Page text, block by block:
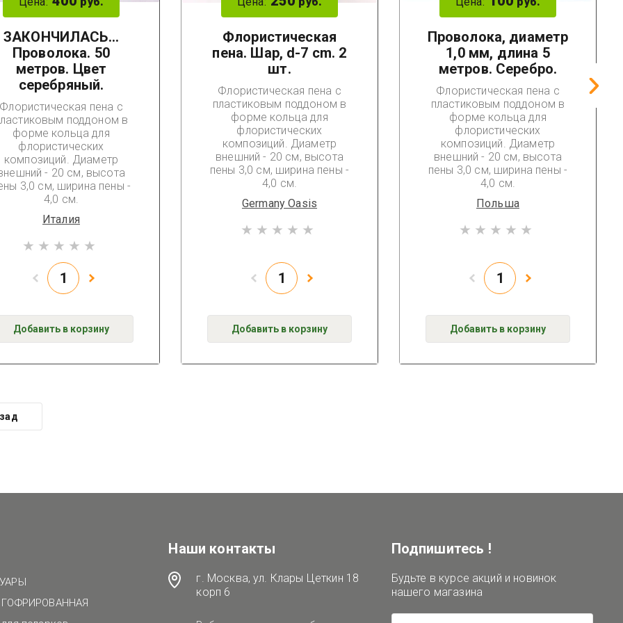
ЗАКОНЧИЛАСЬ...
Проволока. 50
метров. Цвет
серебряный.
Флористическая пена с
поддоном в
форме кольца для
флористических
композиций. Диаметр
- 20 см, высота
3,0 см, ширина пены -
4,0 см.
Италия
Добавить в корзину
Флористическая
пена. Шар, d-7 cm. 2
шт.
Флористическая пена с
пластиковым поддоном в
форме кольца для
флористических
композиций. Диаметр
внешний - 20 см, высота
пены 3,0 см, ширина пены -
4,0 см.
Germany Oasis
Добавить в корзину
Проволока, диаметр
1,0 мм, длина 5
метров. Серебро.
Флористическая пена с
пластиковым поддоном в
форме кольца для
флористических
композиций. Диаметр
внешний - 20 см, высота
пены 3,0 см, ширина пены -
4,0 см.
Польша
Добавить в корзину
Наши контакты
г. Москва, ул. Клары Цеткин 18
корп 6
Подпишитесь !
Будьте в курсе акций и новинок
нашего магазина